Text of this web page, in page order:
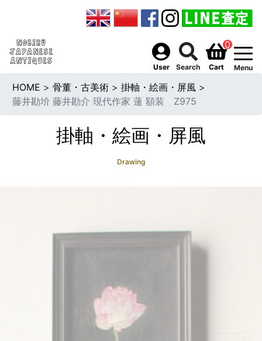
User Search
0
Cart Menu
HOME > 骨董・古美術 > 掛軸・絵画・屏風 >
藤井勘圿 藤井勘介 現代作家 蓮 額装 Z975
掛軸・絵画・屏風
Drawing